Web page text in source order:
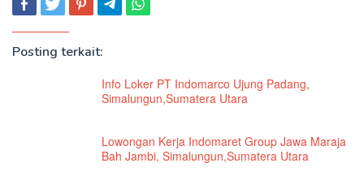
Posting terkait:
Info Loker PT Indomarco Ujung Padang,
Simalungun,Sumatera Utara
Lowongan Kerja Indomaret Group Jawa Maraja
Bah Jambi, Simalungun,Sumatera Utara